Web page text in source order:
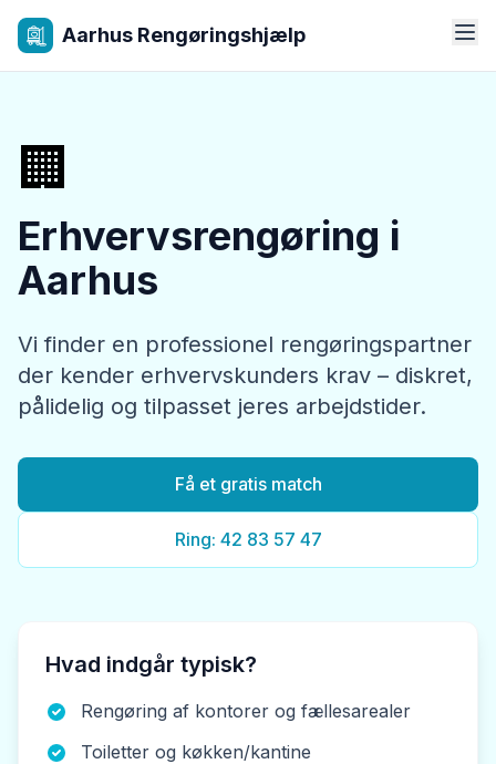
Aarhus Rengøringshjælp
🏢
Erhvervsrengøring i
Aarhus
Vi finder en professionel rengøringspartner
der kender erhvervskunders krav – diskret,
pålidelig og tilpasset jeres arbejdstider.
Få et gratis match
Ring: 42 83 57 47
Hvad indgår typisk?
Rengøring af kontorer og fællesarealer
Toiletter og køkken/kantine